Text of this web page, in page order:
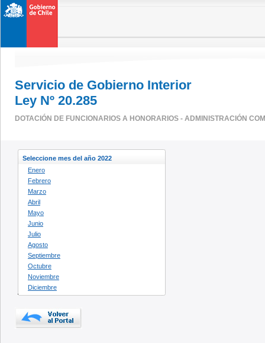
Servicio de Gobierno Interior
Ley Nº 20.285
DOTACIÓN DE FUNCIONARIOS A HONORARIOS - ADMINISTRACIÓN
Seleccione mes del año 2022
Enero
Febrero
Marzo
Abril
Mayo
Junio
Julio
Agosto
Septiembre
Octubre
Noviembre
Diciembre